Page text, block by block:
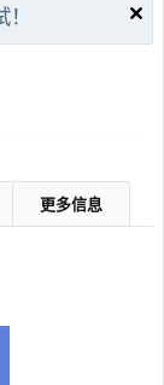
更多信息